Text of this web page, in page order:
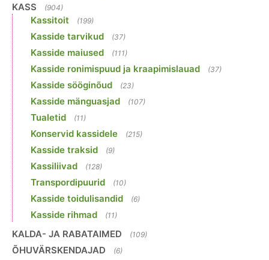
KASS (904)
Kassitoit (199)
Kasside tarvikud (37)
Kasside maiused (111)
Kasside ronimispuud ja kraapimislauad (37)
Kasside sööginõud (23)
Kasside mänguasjad (107)
Tualetid (11)
Konservid kassidele (215)
Kasside traksid (9)
Kassiliivad (128)
Transpordipuurid (10)
Kasside toidulisandid (6)
Kasside rihmad (11)
KALDA- JA RABATAIMED (109)
ÕHUVÄRSKENDAJAD (6)